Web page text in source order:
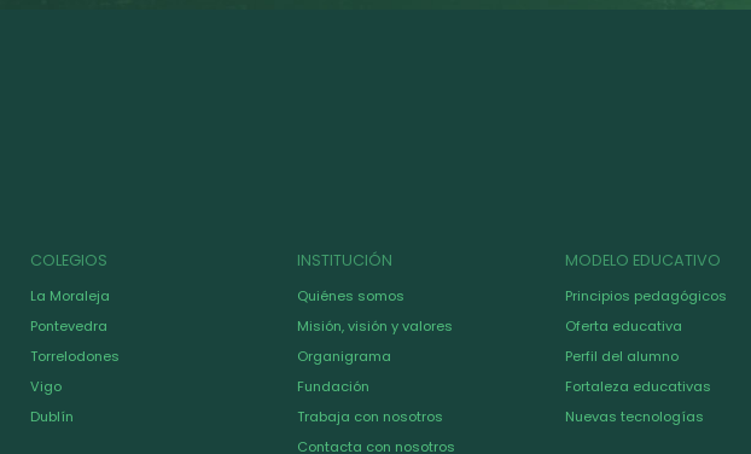
COLEGIOS
La Moraleja
Pontevedra
Torrelodones
Vigo
Dublín
INSTITUCIÓN
Quiénes somos
Misión, visión y valores
Organigrama
Fundación
Trabaja con nosotros
Contacta con nosotros
MODELO EDUCATIVO
Principios pedagógicos
Oferta educativa
Perfil del alumno
Fortaleza educativas
Nuevas tecnologías